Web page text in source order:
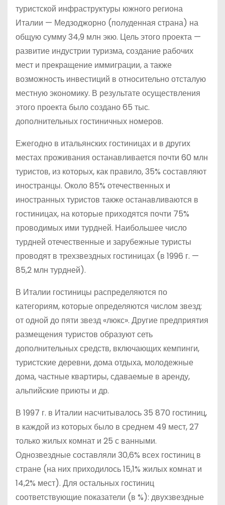
туристской инфраструктуры южного региона
Италии — Медзоджорно (полуденная страна) на
общую сумму 34,9 млн экю. Цель этого проекта —
развитие индустрии туризма, создание рабочих
мест и прекращение иммиграции, а также
возможность инвестиций в относительно отсталую
местную экономику. В результате осуществления
этого проекта было создано 65 тыс.
дополнительных гостиничных номеров.
Ежегодно в итальянских гостиницах и в других
местах проживания останавливается почти 60 млн
туристов, из которых, как правило, 35% составляют
иностранцы. Около 85% отечественных и
иностранных туристов также останавливаются в
гостиницах, на которые приходятся почти 75%
проводимых ими турдней. Наибольшее число
турдней отечественные и зарубежные туристы
проводят в трехзвездных гостиницах (в 1996 г. —
85,2 млн турдней).
В Италии гостиницы распределяются по
категориям, которые определяются числом звезд:
от одной до пяти звезд «люкс». Другие предприятия
размещения туристов образуют сеть
дополнительных средств, включающих кемпинги,
туристские деревни, дома отдыха, молодежные
дома, частные квартиры, сдаваемые в аренду,
альпийские приюты и др.
В 1997 г. в Италии насчитывалось 35 870 гостиниц,
в каждой из которых было в среднем 49 мест, 27
только жилых комнат и 25 с ванными.
Однозвездные составляли 30,6% всех гостиниц в
стране (на них приходилось 15,1% жилых комнат и
14,2% мест). Для остальных гостиниц
соответствующие показатели (в %): двухзвездные